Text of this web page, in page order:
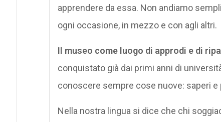
apprendere da essa. Non andiamo
ogni occasione, in mezzo e con agli altri.
Il museo come luogo di approdi e di
conquistato già dai primi anni di
conoscere sempre cose nuove: saperi
Nella nostra lingua si dice che chi